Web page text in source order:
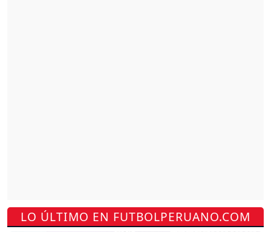
LO ÚLTIMO EN FUTBOLPERUANO.COM